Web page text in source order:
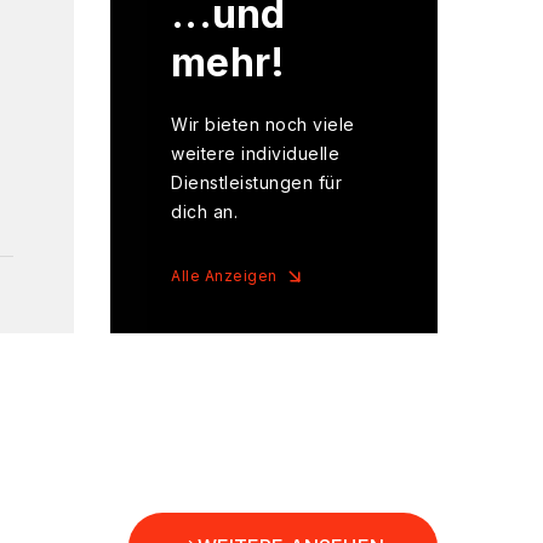
...und
mehr!
Wir bieten noch viele
weitere individuelle
Dienstleistungen für
dich an.
Alle Anzeigen